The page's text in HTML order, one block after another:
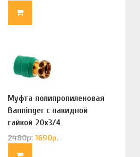
Муфта полипропиленовая
Banninger с накидной
гайкой 20х3/4
(G83322020)
2480р. 1690р.